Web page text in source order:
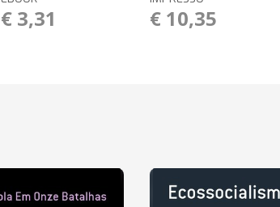
€ 3,31 € 10,35